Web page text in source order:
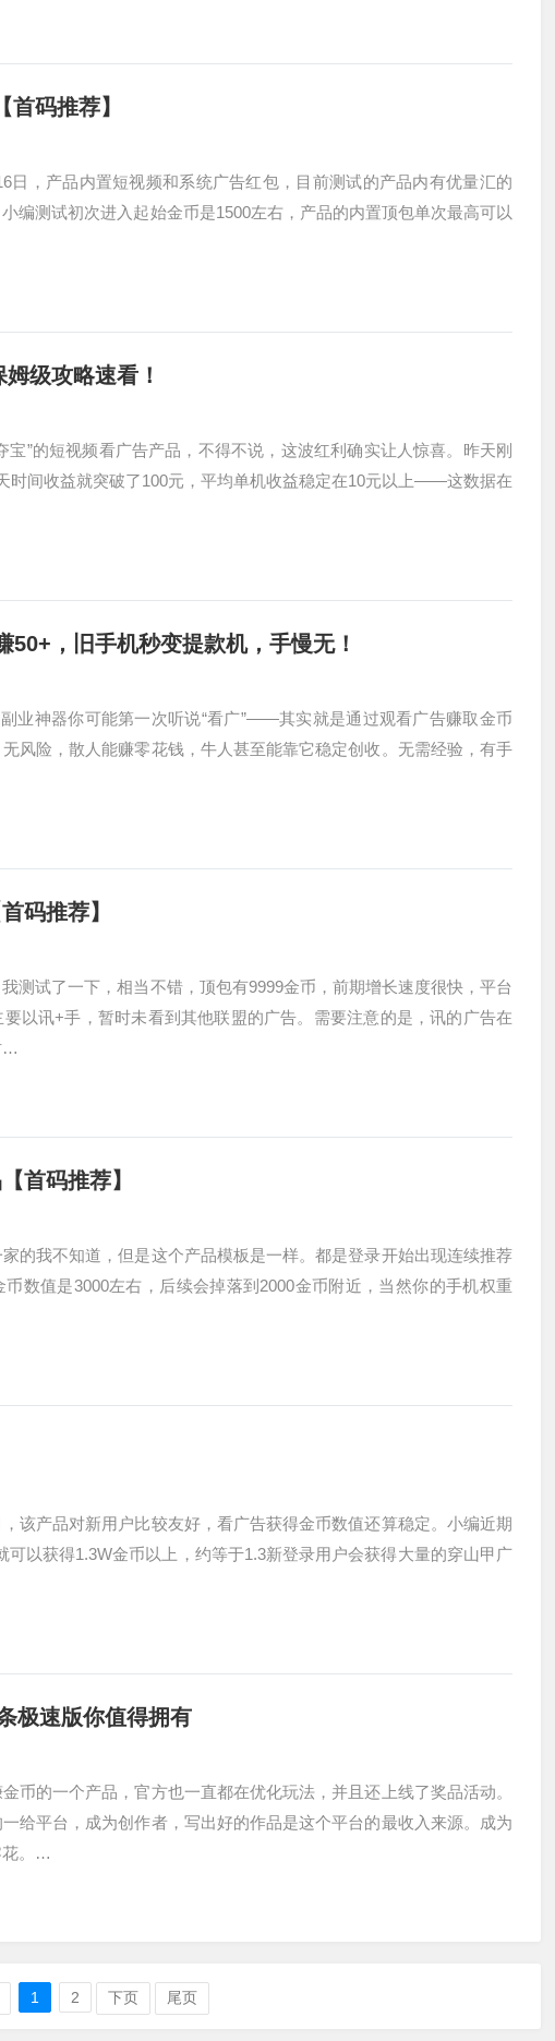
码推荐】
日，产品内置短视频和系统广告红包，目前测试的产品内有优量汇的
编测试初次进入起始金币是1500左右，产品的内置顶包单次最高可以
级攻略速看！
宝”的短视频看广告产品，不得不说，这波红利确实让人惊喜。昨天刚
时间收益就突破了100元，平均单机收益稳定在10元以上——这数据在
50+，旧手机秒变提款机，手慢无！
副业神器你可能第一次听说“看广”——其实就是通过观看广告赚取金币
风险，散人能赚零花钱，牛人甚至能靠它稳定创收。无需经验，有手
码推荐】
测试了一下，相当不错，顶包有9999金币，前期增长速度很快，平台
以讯+手，暂时未看到其他联盟的广告。需要注意的是，讯的广告在
…
首码推荐】
的我不知道，但是这个产品模板是一样。都是登录开始出现连续推荐
数值是3000左右，后续会掉落到2000金币附近，当然你的手机权重
该产品对新用户比较友好，看广告获得金币数值还算稳定。小编近期
可以获得1.3W金币以上，约等于1.3新登录用户会获得大量的穿山甲广
极速版你值得拥有
币的一个产品，官方也一直都在优化玩法，并且还上线了奖品活动。
给平台，成为创作者，写出好的作品是这个平台的最收入来源。成为
花。…
1 2 下页 尾页